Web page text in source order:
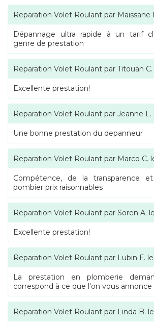
Reparation Volet Roulant par Maïssane
Dépannage ultra rapide à un tarif
genre de prestation
Reparation Volet Roulant par Titouan C.
Excellente prestation!
Reparation Volet Roulant par Jeanne L.
Une bonne prestation du depanneur
Reparation Volet Roulant par Marco C.
Compétence, de la transparence
pombier prix raisonnables
Reparation Volet Roulant par Soren A. le
Excellente prestation!
Reparation Volet Roulant par Lubin F. le
La prestation en plomberie
correspond à ce que l'on vous
Reparation Volet Roulant par Linda B. le